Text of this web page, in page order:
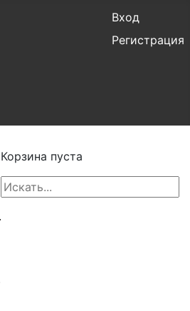
Вход
Регистрация
Корзина пуста